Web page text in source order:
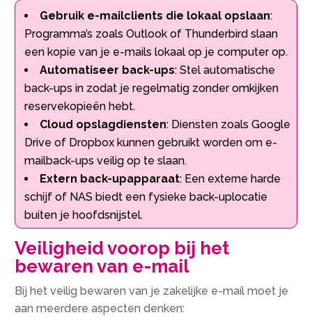
Gebruik e-mailclients die lokaal opslaan:
Programma’s zoals Outlook of Thunderbird slaan
een kopie van je e-mails lokaal op je computer op.
Automatiseer back-ups: Stel automatische
back-ups in zodat je regelmatig zonder omkijken
reservekopieën hebt.
Cloud opslagdiensten: Diensten zoals Google
Drive of Dropbox kunnen gebruikt worden om e-
mailback-ups veilig op te slaan.
Extern back-upapparaat: Een externe harde
schijf of NAS biedt een fysieke back-uplocatie
buiten je hoofdsnijstel.
Veiligheid voorop bij het
bewaren van e-mail
Bij het veilig bewaren van je zakelijke e-mail moet je
aan meerdere aspecten denken: